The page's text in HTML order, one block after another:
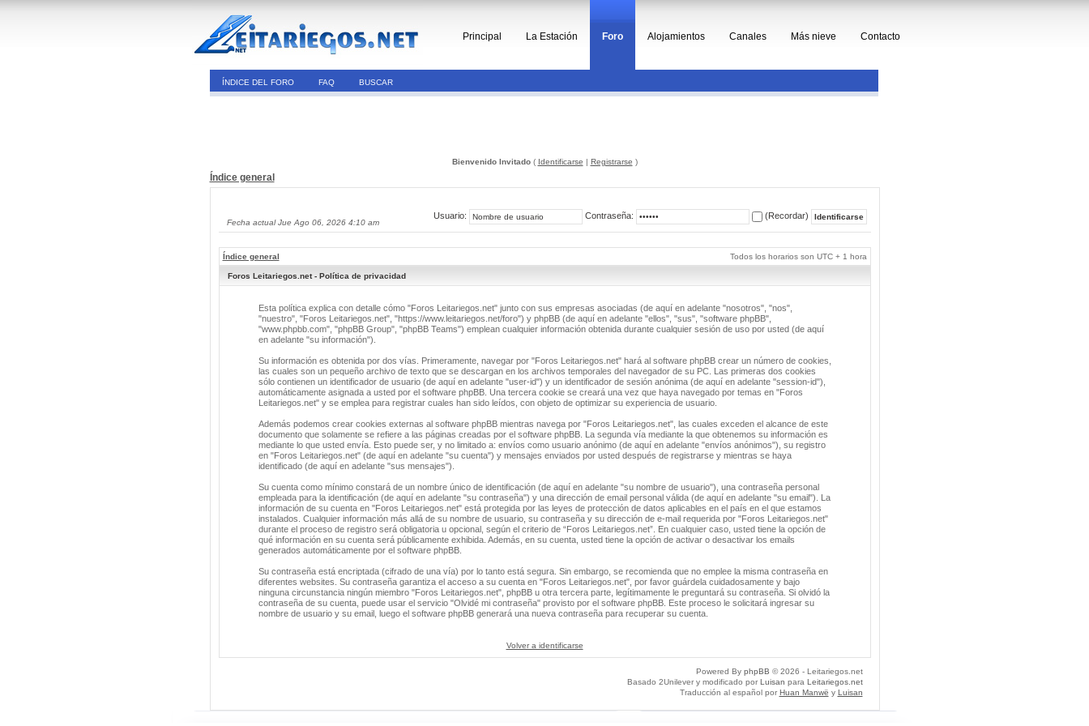
Principal La Estación Foro Alojamientos Canales Más nieve Contacto
ÍNDICE DEL FORO FAQ BUSCAR
Bienvenido Invitado( Identificarse | Registrarse )
Índice general
Fecha actual Jue Ago 06, 2026 4:10 am
Usuario: Contraseña: (Recordar)
Índice general Todos los horarios son UTC + 1 hora
Foros Leitariegos.net - Política de privacidad
Esta política explica con detalle cómo "Foros Leitariegos.net" junto con sus empresas asociadas (de aquí en adelante "nosotros", "nos",
"nuestro", "Foros Leitariegos.net", "https://www.leitariegos.net/foro") y phpBB (de aquí en adelante "ellos", "sus", "software phpBB",
"www.phpbb.com", "phpBB Group", "phpBB Teams") emplean cualquier información obtenida durante cualquier sesión de uso por usted (de aquí
en adelante "su información").
Su información es obtenida por dos vías. Primeramente, navegar por "Foros Leitariegos.net" hará al software phpBB crear un número de cookies,
las cuales son un pequeño archivo de texto que se descargan en los archivos temporales del navegador de su PC. Las primeras dos cookies
sólo contienen un identificador de usuario (de aquí en adelante "user-id") y un identificador de sesión anónima (de aquí en adelante "session-id"),
automáticamente asignada a usted por el software phpBB. Una tercera cookie se creará una vez que haya navegado por temas en "Foros
Leitariegos.net" y se emplea para registrar cuales han sido leídos, con objeto de optimizar su experiencia de usuario.
Además podemos crear cookies externas al software phpBB mientras navega por "Foros Leitariegos.net", las cuales exceden el alcance de este
documento que solamente se refiere a las páginas creadas por el software phpBB. La segunda vía mediante la que obtenemos su información es
mediante lo que usted envía. Esto puede ser, y no limitado a: envíos como usuario anónimo (de aquí en adelante "envíos anónimos"), su registro
en "Foros Leitariegos.net" (de aquí en adelante "su cuenta") y mensajes enviados por usted después de registrarse y mientras se haya
identificado (de aquí en adelante "sus mensajes").
Su cuenta como mínimo constará de un nombre único de identificación (de aquí en adelante "su nombre de usuario"), una contraseña personal
empleada para la identificación (de aquí en adelante "su contraseña") y una dirección de email personal válida (de aquí en adelante "su email"). La
información de su cuenta en "Foros Leitariegos.net" está protegida por las leyes de protección de datos aplicables en el país en el que estamos
instalados. Cualquier información más allá de su nombre de usuario, su contraseña y su dirección de e-mail requerida por "Foros Leitariegos.net"
durante el proceso de registro será obligatoria u opcional, según el criterio de “Foros Leitariegos.net”. En cualquier caso, usted tiene la opción de
qué información en su cuenta será públicamente exhibida. Además, en su cuenta, usted tiene la opción de activar o desactivar los emails
generados automáticamente por el software phpBB.
Su contraseña está encriptada (cifrado de una vía) por lo tanto está segura. Sin embargo, se recomienda que no emplee la misma contraseña en
diferentes websites. Su contraseña garantiza el acceso a su cuenta en "Foros Leitariegos.net", por favor guárdela cuidadosamente y bajo
ninguna circunstancia ningún miembro "Foros Leitariegos.net", phpBB u otra tercera parte, legítimamente le preguntará su contraseña. Si olvidó la
contraseña de su cuenta, puede usar el servicio "Olvidé mi contraseña" provisto por el software phpBB. Este proceso le solicitará ingresar su
nombre de usuario y su email, luego el software phpBB generará una nueva contraseña para recuperar su cuenta.
Volver a identificarse
Powered By phpBB © 2026 - Leitariegos.net
Basado 2Unilever y modificado por Luisan para Leitariegos.net
Traducción al español por Huan Manwë y Luisan